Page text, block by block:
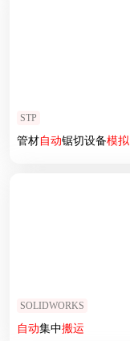
STP
管材自动锯切设备模拟
SOLIDWORKS
自动集中搬运